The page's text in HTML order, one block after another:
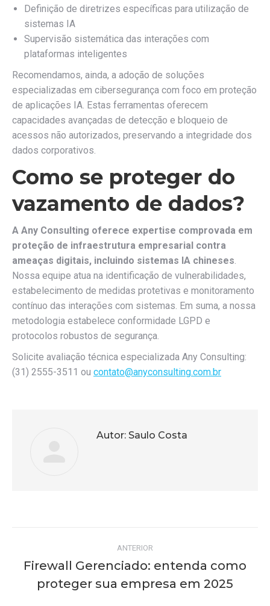
Definição de diretrizes específicas para utilização de
sistemas IA
Supervisão sistemática das interações com
plataformas inteligentes
Recomendamos, ainda, a adoção de soluções
especializadas em cibersegurança com foco em proteção
de aplicações IA. Estas ferramentas oferecem
capacidades avançadas de detecção e bloqueio de
acessos não autorizados, preservando a integridade dos
dados corporativos.
Como se proteger do
vazamento de dados?
A Any Consulting oferece expertise comprovada em
proteção de infraestrutura empresarial contra
ameaças digitais, incluindo sistemas IA chineses.
Nossa equipe atua na identificação de vulnerabilidades,
estabelecimento de medidas protetivas e monitoramento
contínuo das interações com sistemas. Em suma, a nossa
metodologia estabelece conformidade LGPD e
protocolos robustos de segurança.
Solicite avaliação técnica especializada Any Consulting:
(31) 2555-3511 ou contato@anyconsulting.com.br
Autor: Saulo Costa
Navegação
de
post:
ANTERIOR
anterior:
Firewall Gerenciado: entenda como
proteger sua empresa em 2025